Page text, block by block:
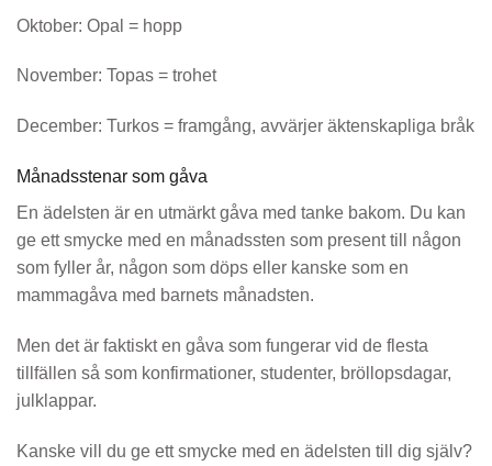
Oktober: Opal = hopp
November: Topas = trohet
December: Turkos = framgång, avvärjer äktenskapliga bråk
Månadsstenar som gåva
En ädelsten är en utmärkt gåva med tanke bakom. Du kan
ge ett smycke med en månadssten som present till någon
som fyller år, någon som döps eller kanske som en
mammagåva med barnets månadsten.
Men det är faktiskt en gåva som fungerar vid de flesta
tillfällen så som konfirmationer, studenter, bröllopsdagar,
julklappar.
Kanske vill du ge ett smycke med en ädelsten till dig själv?